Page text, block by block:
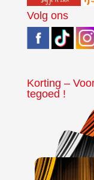
Volg ons
Korting –
tegoed !